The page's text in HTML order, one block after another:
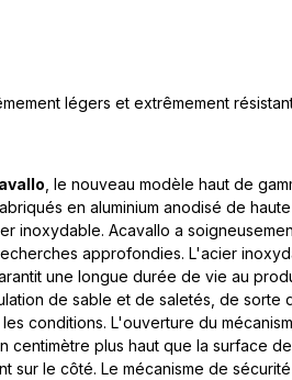
légers et extrêmement
, le nouveau modèle haut de
en aluminium anodisé de
inoxydable. Acavallo a
approfondies. L'acier
une longue durée de vie au
de sable et de saletés, de sorte
conditions. L'ouverture du
centimètre plus haut que la surface
sur le côté. Le mécanisme de